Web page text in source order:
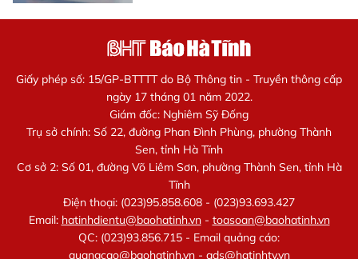
Giấy phép số: 15/GP-BTTTT do Bộ Thông tin - Truyền thông cấp
ngày 17 tháng 01 năm 2022.
Giám đốc: Nghiêm Sỹ Đống
Trụ sở chính: Số 22, đường Phan Đình Phùng, phường Thành
Sen, tỉnh Hà Tĩnh
Cơ sở 2: Số 01, đường Võ Liêm Sơn, phường Thành Sen, tỉnh Hà
Tĩnh
Điện thoại: (023)95.858.608 - (023)93.693.427
Email: hatinhdientu@baohatinh.vn- toasoan@baohatinh.vn
QC: (023)93.856.715 - Email quảng cáo:
quangcao@baohatinh.vn- ads@hatinhtv.vn